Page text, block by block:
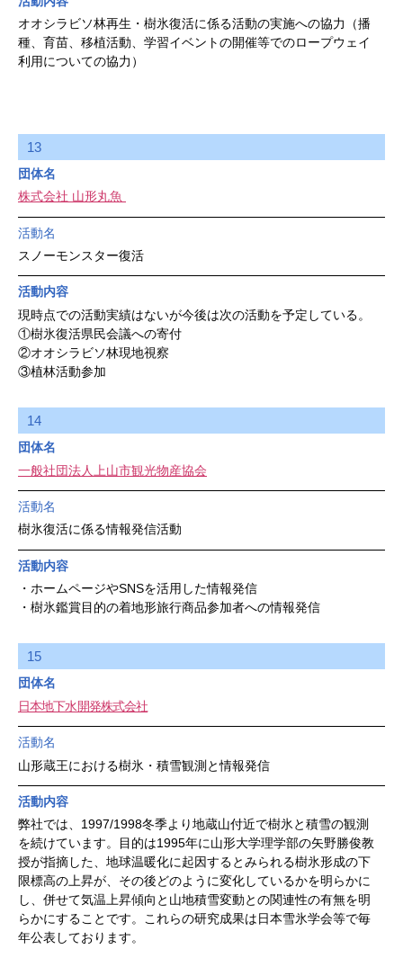
オオシラビソ林再生・樹氷復活に係る活動の実施への協力（播
種、育苗、移植活動、学習イベントの開催等でのロープウェイ
利用についての協力）
13
団体名
株式会社 山形丸魚
活動名
スノーモンスター復活
活動内容
現時点での活動実績はないが今後は次の活動を予定している。
①樹氷復活県民会議への寄付
②オオシラビソ林現地視察
③植林活動参加
14
団体名
一般社団法人上山市観光物産協会
活動名
樹氷復活に係る情報発信活動
活動内容
・ホームページやSNSを活用した情報発信
・樹氷鑑賞目的の着地形旅行商品参加者への情報発信
15
団体名
日本地下水開発株式会社
活動名
山形蔵王における樹氷・積雪観測と情報発信
活動内容
弊社では、1997/1998冬季より地蔵山付近で樹氷と積雪の観測
を続けています。目的は1995年に山形大学理学部の矢野勝俊教
授が指摘した、地球温暖化に起因するとみられる樹氷形成の下
限標高の上昇が、その後どのように変化しているかを明らかに
し、併せて気温上昇傾向と山地積雪変動との関連性の有無を明
らかにすることです。これらの研究成果は日本雪氷学会等で毎
年公表しております。